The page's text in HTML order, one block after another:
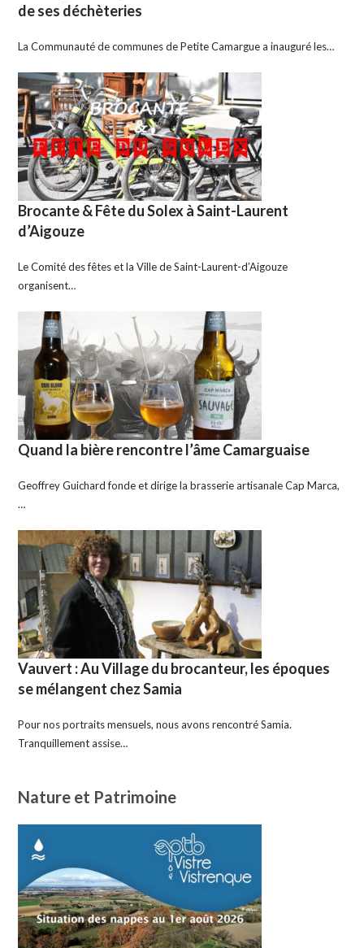
de ses déchèteries
La Communauté de communes de Petite Camargue a inauguré les…
Brocante & Fête du Solex à Saint-Laurent
d’Aigouze
Le Comité des fêtes et la Ville de Saint-Laurent-d’Aigouze
organisent…
Quand la bière rencontre l’âme Camarguaise
Geoffrey Guichard fonde et dirige la brasserie artisanale Cap Marca,
…
Vauvert : Au Village du brocanteur, les époques
se mélangent chez Samia
Pour nos portraits mensuels, nous avons rencontré Samia.
Tranquillement assise…
Nature et Patrimoine